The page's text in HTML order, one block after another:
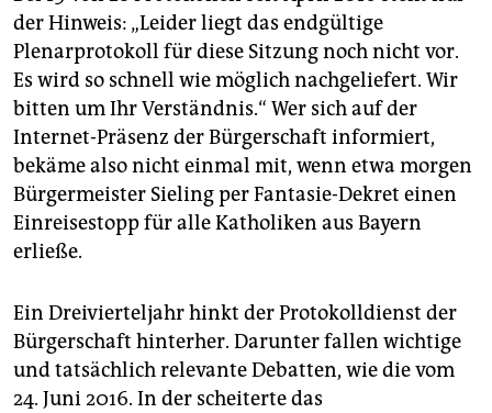
der Hinweis: „Leider liegt das endgültige
Plenarprotokoll für diese Sitzung noch nicht vor.
Es wird so schnell wie möglich nachgeliefert. Wir
bitten um Ihr Verständnis.“ Wer sich auf der
Internet-Präsenz der Bürgerschaft informiert,
bekäme also nicht einmal mit, wenn etwa morgen
Bürgermeister Sieling per Fantasie-Dekret einen
Einreisestopp für alle Katholiken aus Bayern
erließe.
Ein Dreivierteljahr hinkt der Protokolldienst der
Bürgerschaft hinterher. Darunter fallen wichtige
und tatsächlich relevante Debatten, wie die vom
24. Juni 2016. In der scheiterte das